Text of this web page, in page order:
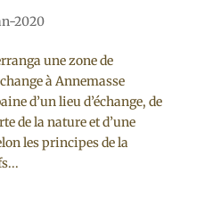
2020
une zone de
à Annemasse
d’un lieu d’échange, de
de la nature et d’une
les principes de la